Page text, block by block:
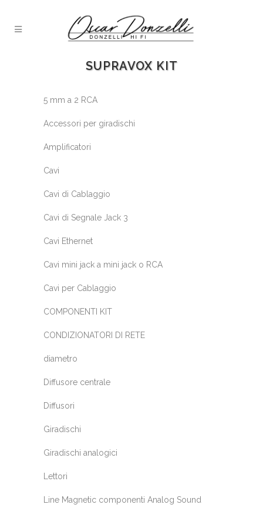
SUPRAVOX KIT
5 mm a 2 RCA
Accessori per giradischi
Amplificatori
Cavi
Cavi di Cablaggio
Cavi di Segnale Jack 3
Cavi Ethernet
Cavi mini jack a mini jack o RCA
Cavi per Cablaggio
COMPONENTI KIT
CONDIZIONATORI DI RETE
diametro
Diffusore centrale
Diffusori
Giradischi
Giradischi analogici
Lettori
Line Magnetic componenti Analog Sound